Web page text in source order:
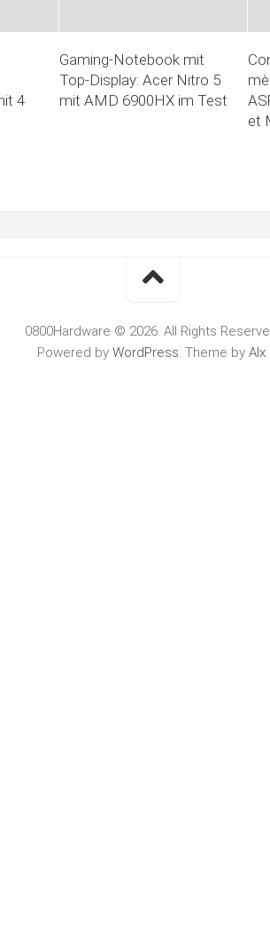
4
Gaming-Notebook mit
Top-Display: Acer Nitro 5
mit AMD 6900HX im Test
et
0800Hardware © 2026. All Rights
Powered by WordPress. Theme by Alx.